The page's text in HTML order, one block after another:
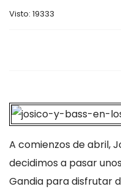
Visto: 19333
A comienzos de abril,
decidimos a pasar
Gandia para disfrutar